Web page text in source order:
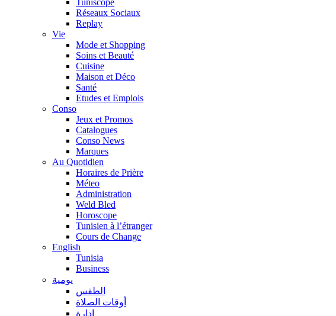
Tuniscope
Réseaux Sociaux
Replay
Vie
Mode et Shopping
Soins et Beauté
Cuisine
Maison et Déco
Santé
Etudes et Emplois
Conso
Jeux et Promos
Catalogues
Conso News
Marques
Au Quotidien
Horaires de Prière
Méteo
Administration
Weld Bled
Horoscope
Tunisien à l’étranger
Cours de Change
English
Tunisia
Business
يومية
الطقس
أوقات الصلاة
إدارة